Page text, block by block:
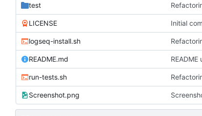
test
LICENSE Initial
logseq-install.sh
README.md
run-tests.sh
Screenshot.png